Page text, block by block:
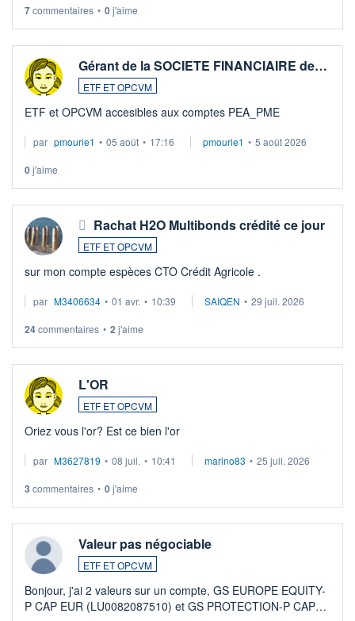
7commentaires • 0j'aime
Gérant de la SOCIETE FINANCIAIRE de…
ETF ET OPCVM
ETF et OPCVM accesibles aux comptes PEA_PME
par pmourie1 • 05 août • 17:16 pmourie1 • 5 août 2026
0j'aime
Rachat H2O Multibonds crédité ce jour
ETF ET OPCVM
sur mon compte espèces CTO Crédit Agricole .
par M3406634 • 01 avr. • 10:39 SAIQEN • 29 juil. 2026
24commentaires • 2 j'aime
L'OR
ETF ET OPCVM
Oriez vous l'or? Est ce bien l'or
par M3627819 • 08 juil. • 10:41 marino83 • 25 juil. 2026
3 commentaires • 0j'aime
Valeur pas négociable
ETF ET OPCVM
Bonjour, j'ai 2 valeurs sur un compte, GS EUROPE EQUITY-
P CAP EUR (LU0082087510) et GS PROTECTION-P CAP